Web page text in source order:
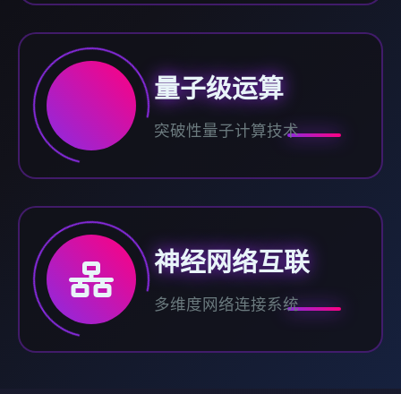
量子级运算
突破性量子计算技术
神经网络互联
多维度网络连接系统